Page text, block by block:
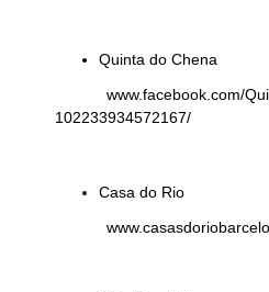
Quinta do Chena
www.facebook.com/
102233934572167/
Casa do Rio